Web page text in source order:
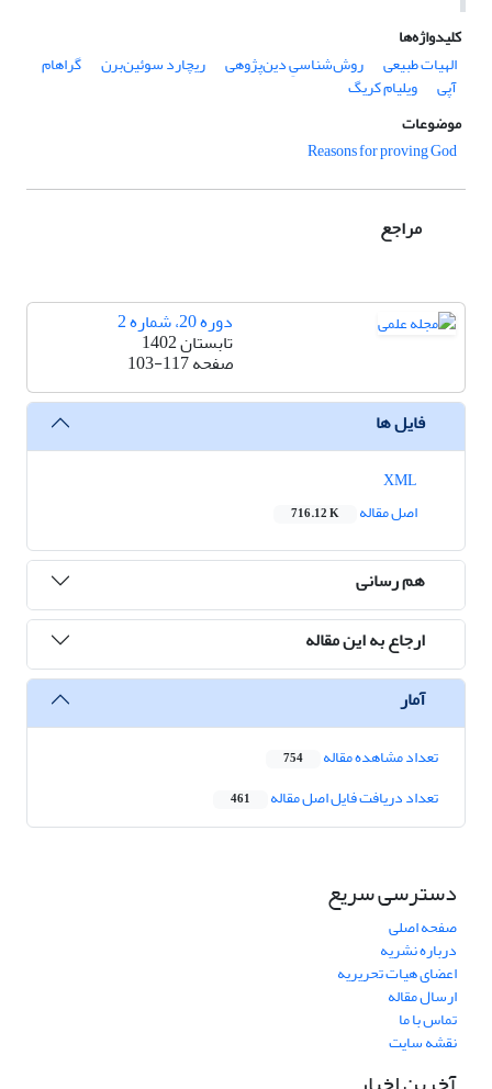
کلیدواژه‌ها
الهیات طبیعی
روش‌شناسیِ دین‌پژوهی ریچارد سوئین‌برن گراهام
آپی
ویلیام کریگ
موضوعات
Reasons for proving God
مراجع
دوره 20، شماره 2
تابستان 1402
صفحه103-117
فایل ها
اصل مقاله
716.12 K
هم رسانی
ارجاع به این مقاله
آمار
تعداد مشاهده مقاله 754
تعداد دریافت فایل اصل مقاله 461
دسترسی سریع
صفحه اصلی
درباره نشریه
اعضای هیات تحریریه
ارسال مقاله
تماس با ما
نقشه سایت